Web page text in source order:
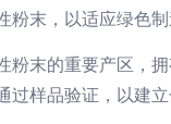
粉末，以适应绿色
粉末的重要产区，
过样品验证，以建